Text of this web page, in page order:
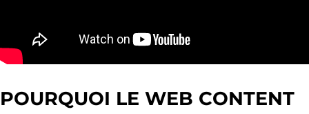
POURQUOI LE WEB CONTENT